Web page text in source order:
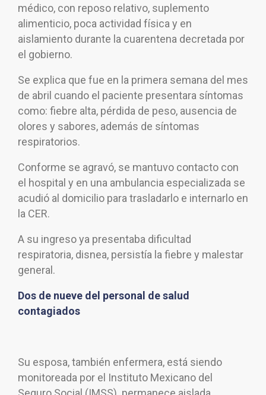
médico, con reposo relativo, suplemento
alimenticio, poca actividad física y en
aislamiento durante la cuarentena decretada por
el gobierno.
Se explica que fue en la primera semana del mes
de abril cuando el paciente presentara síntomas
como: fiebre alta, pérdida de peso, ausencia de
olores y sabores, además de síntomas
respiratorios.
Conforme se agravó, se mantuvo contacto con
el hospital y en una ambulancia especializada se
acudió al domicilio para trasladarlo e internarlo en
la CER.
A su ingreso ya presentaba dificultad
respiratoria, disnea, persistía la fiebre y malestar
general.
Dos de nueve del personal de salud
contagiados
Su esposa, también enfermera, está siendo
monitoreada por el Instituto Mexicano del